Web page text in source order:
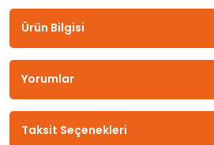
Ürün Bilgisi
Yorumlar
Taksit Seçenekleri